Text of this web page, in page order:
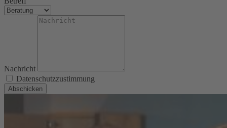
Nachricht
Datenschutzzustimmung
Abschicken